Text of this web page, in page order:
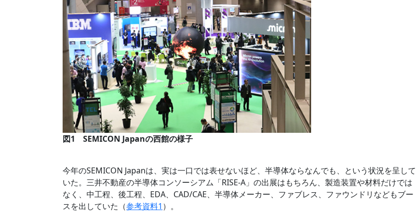
図1 SEMICON Japanの西館の様子
今年のSEMICON Japanは、実は一口では表せないほど、半導体ならなんでも、という状況を呈して
いた。三井不動産の半導体コンソーシアム「RISE-A」の出展はもちろん、製造装置や材料だけでは
なく、中工程、後工程、EDA、CAD/CAE、半導体メーカー、ファブレス、ファウンドリなどもブー
スを出していた（参考資料1 ）。